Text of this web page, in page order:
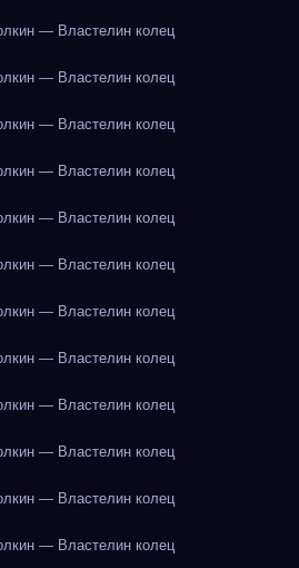
— Властелин колец
— Властелин колец
— Властелин колец
— Властелин колец
— Властелин колец
— Властелин колец
— Властелин колец
— Властелин колец
— Властелин колец
— Властелин колец
— Властелин колец
— Властелин колец